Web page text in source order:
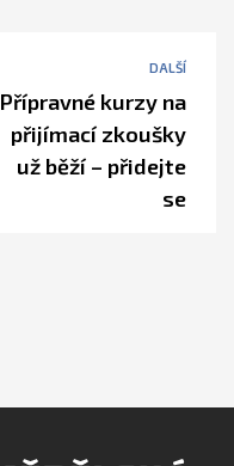
DALŠÍ
Přípravné kurzy na
přijímací zkoušky
už běží – přidejte
se